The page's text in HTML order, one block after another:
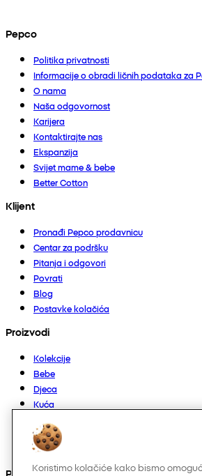
Pepco
Politika privatnosti
Informacije o obradi ličnih podataka za
O nama
Naša odgovornost
Karijera
Kontaktirajte nas
Ekspanzija
Svijet mame & bebe
Better Cotton
Klijent
Pronađi Pepco prodavnicu
Centar za podršku
Pitanja i odgovori
Povrati
Blog
Postavke kolačića
Proizvodi
Kolekcije
Bebe
Djeca
Kuća
Muškarci
Ostalo
Koristimo kolačiće kako bismo